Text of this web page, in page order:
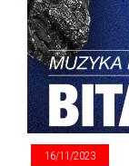
16/11/2023